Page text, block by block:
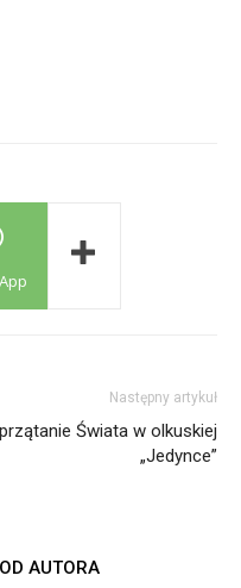
Następny artykuł
Świata w olkuskiej
„Jedynce”
AUTORA